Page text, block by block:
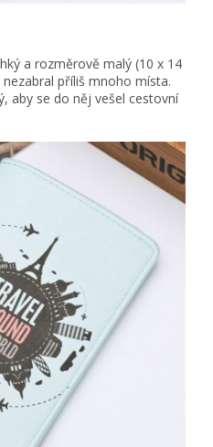
a rozměrově malý (10 x 14
příliš mnoho místa.
aby se do něj vešel cestovní